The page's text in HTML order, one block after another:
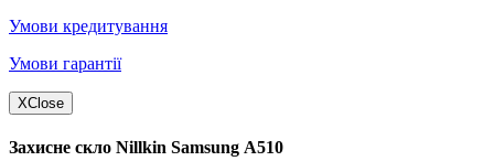
Умови кредитування
Умови гарантії
XClose
Захисне скло Nillkin Samsung А510